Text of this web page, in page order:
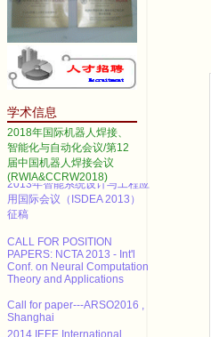
学术信息
2018年国际机器人焊接、
智能化与自动化会议/第12
届中国机器人焊接会议
(RWIA&CCRW2018)
2014 IEEE International
Conference on Automation
Science and Engineering
Call for papers--2013 3rd
International Conference on
Advanced Materials and
Information Technology
Processing (AMITP 2013)
ICMSE Call for paper（EI）
2013年智能系统设计与工程应
用国际会议（ISDEA 2013）
征稿
PAPERS: NCTA 2013 - Int'l
Conf. on Neural Computation
Theory and Applications
Shanghai
2014 IEEE International